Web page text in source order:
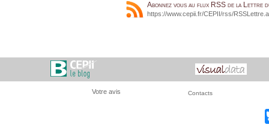
Abonnez vous au flux RSS de la Lettre
https://www.cepii.fr/CEPII/rss/
Votre avis Contacts